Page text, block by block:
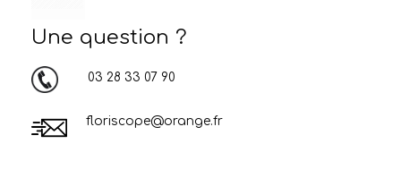
Une question ?
03 28 33 07 90
floriscope@orange.fr